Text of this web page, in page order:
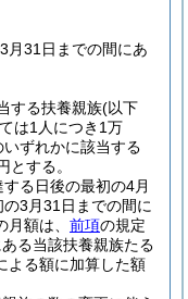
月31日までの間にあ
する扶養親族(以下
は1人につき1万
いずれかに該当する
する。
る日後の最初の4月
3月31日までの間に
額は、 前項の規定
る当該扶養親族たる
よる額に加算した額